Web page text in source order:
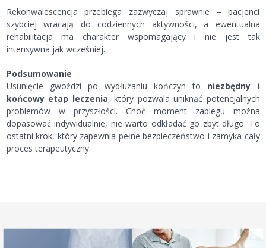
Rekonwalescencja przebiega zazwyczaj sprawnie – pacjenci
szybciej wracają do codziennych aktywności, a ewentualna
rehabilitacja ma charakter wspomagający i nie jest tak
intensywna jak wcześniej.
Podsumowanie
Usunięcie gwoździ po wydłużaniu kończyn to niezbędny i
końcowy etap leczenia, który pozwala uniknąć potencjalnych
problemów w przyszłości. Choć moment zabiegu można
dopasować indywidualnie, nie warto odkładać go zbyt długo. To
ostatni krok, który zapewnia pełne bezpieczeństwo i zamyka cały
proces terapeutyczny.